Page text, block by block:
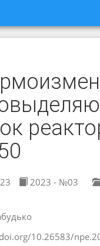
2023 - №03
10.26583/